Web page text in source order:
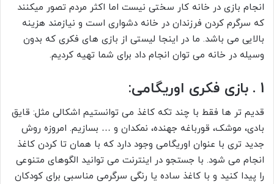
انجام بازی در خانه کار سختی نیست اما اکثر مردم تصور میکنند
که سرگرم کردن فرزندان در خانه دشواری است و نیازمند هزینه
بالایی می باشد. ما در اینجا لیستی از بازی های فکری که بدون
وسیله در خانه می توان انجام داد برای شما تهیه کردیم.
1 . بازی فکری اوریگامی:
قدیم تر ها فقط با چند تکه کاغذ می توانستیم اشکالی مثل: قایق
بادی، موشک، قورباغه جهنده، نمکدان و … بسازیم. امروزه روش
جدید تری با عنوان اوریگامی وجود دارد که با همان تا کردن کاغذ
انجام می شود. با جستجو در اینترنت می توانید الگوهای متنوعی
را پیدا کنید و با کاغذ ساده یا رنگی سرگرمی مناسبی برای کودکان